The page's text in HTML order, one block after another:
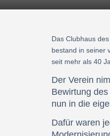
Spenden
Das Clubhaus
bestand in seiner
seit mehr als 40
Der Verein
Bewirtung
nun in die
Dafür waren